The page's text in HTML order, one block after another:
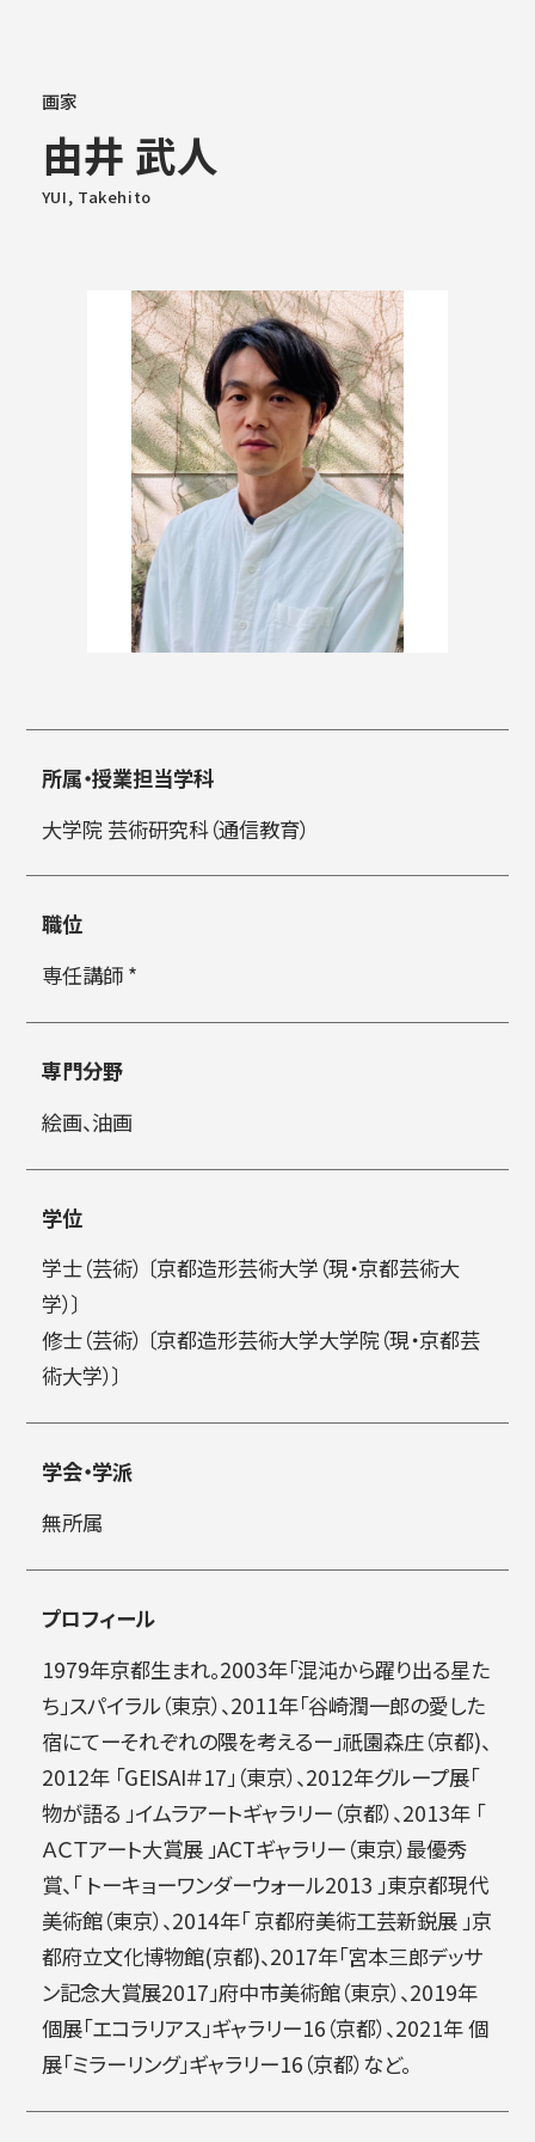
学部学科
教育・社会連携
学生生活・就職
简体字
藝術学舎（公開講座）
画家
由井 武人
YUI, Takehito
所属・授業担当学科
大学院 芸術研究科（通信教育）
職位
専任講師 *
専門分野
絵画、油画
学位
学士（芸術） 〔京都造形芸術大学（現・京都芸術大
学）〕
修士（芸術） 〔京都造形芸術大学大学院（現・京都芸
術大学）〕
学会・学派
無所属
プロフィール
1979年京都生まれ。2003年「混沌から躍り出る星た
ち」スパイラル（東京）、2011年「谷崎潤一郎の愛した
宿にてーそれぞれの隈を考えるー」祇園森庄（京都)、
2012年 「GEISAI＃17」（東京）、2012年グループ展「
物が語る 」イムラアートギャラリー（京都）、2013年 「
ＡＣＴアート大賞展 」ACTギャラリー（東京）最優秀
賞、「 トーキョーワンダーウォール2013 」東京都現代
美術館（東京）、2014年「 京都府美術工芸新鋭展 」京
都府立文化博物館(京都)、2017年「宮本三郎デッサ
ン記念大賞展2017」府中市美術館（東京）、2019年
個展「エコラリアス」ギャラリー16（京都）、2021年 個
展「ミラーリング」ギャラリー16（京都）など。